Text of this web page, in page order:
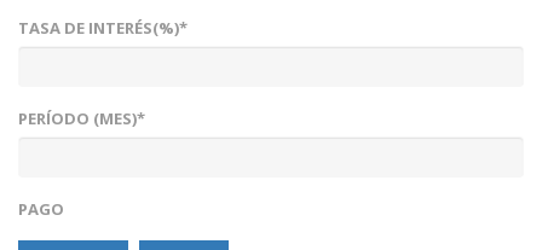
TASA DE INTERÉS(%)*
PERÍODO (MES)*
PAGO